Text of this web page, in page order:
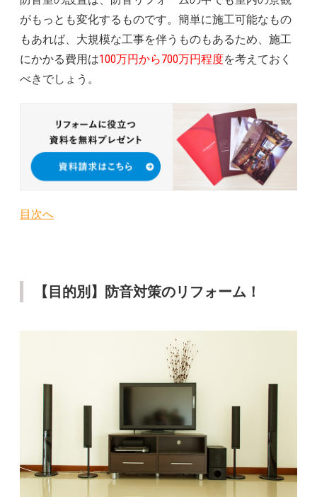
がもっとも変化するものです。簡単に施工可能なもの
もあれば、大規模な工事を伴うものもあるため、施工
にかかる費用は100万円から700万円程度を考えておく
べきでしょう。
目次へ
【目的別】防音対策のリフォーム！